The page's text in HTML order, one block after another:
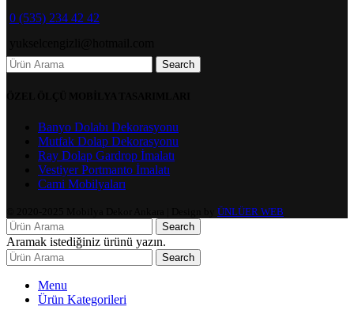
0 (535) 234 42 42
Search
Banyo Dolabı Dekorasyonu
Mutfak Dolap Dekorasyonu
Ray Dolap Gardrop İmalatı
Vestiyer Portmanto İmalatı
Cami Mobilyaları
ÜNLÜER WEB
Search
Aramak istediğiniz ürünü yazın.
Search
Menu
Ürün Kategorileri